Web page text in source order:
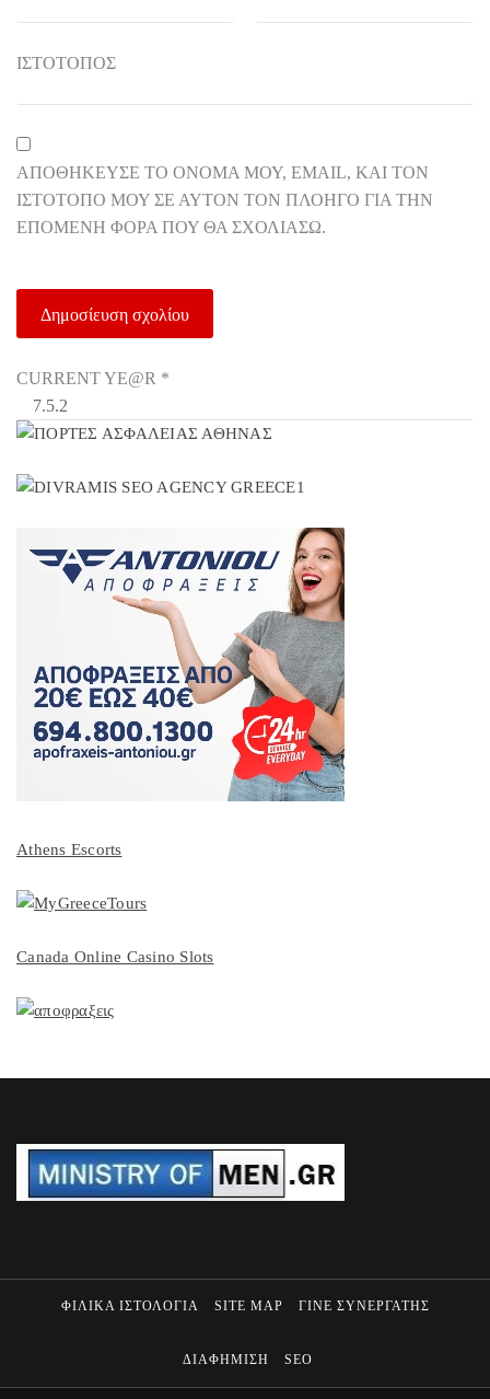
ΙΣΤΌΤΟΠΟΣ
ΑΠΟΘΉΚΕΥΣΕ ΤΟ ΌΝΟΜΆ ΜΟΥ, EMAIL, ΚΑΙ ΤΟΝ
ΙΣΤΌΤΟΠΟ ΜΟΥ ΣΕ ΑΥΤΌΝ ΤΟΝ ΠΛΟΗΓΌ ΓΙΑ ΤΗΝ
ΕΠΌΜΕΝΗ ΦΟΡΆ ΠΟΥ ΘΑ ΣΧΟΛΙΆΣΩ.
CURRENT YE@R *
Athens Escorts
Canada Online Casino Slots
ΦΙΛΙΚΑ ΙΣΤΟΛΟΓΙΑ SITE MAP ΓΙΝΕ ΣΥΝΕΡΓΑΤΗΣ
ΔΙΑΦΗΜΙΣΗ SEO